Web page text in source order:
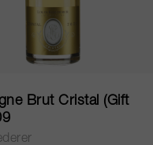
Brut Cristal (Gift